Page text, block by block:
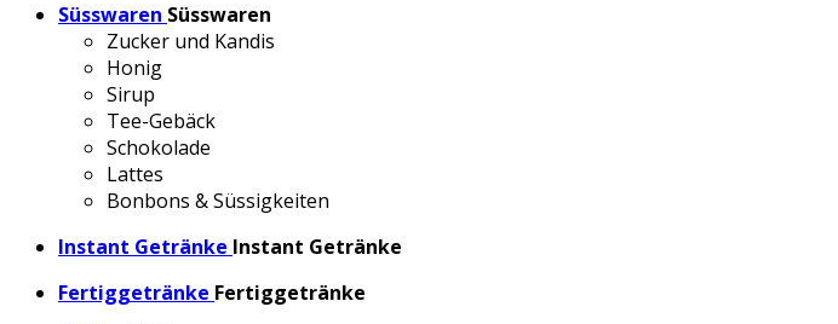
Süsswaren Süsswaren
Zucker und Kandis
Honig
Sirup
Tee-Gebäck
Schokolade
Lattes
Bonbons & Süssigkeiten
Instant Getränke Instant Getränke
Fertiggetränke Fertiggetränke